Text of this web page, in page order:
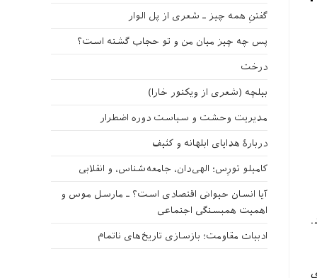
گفتنِ همه چیز ـ شعری از پل الوار
پس چه چیز میان من و تو حجاب گشته است؟
درخت
بیلچه (شعری از ویکتور خارا)
مدیریت وحشت و سیاست دوره اضطرار
دربارهٔ هدایای ابلهانه و کثیف
کامیلو تورِس؛ الهی‌دان، جامعه‌شناس، و انقلابی
آیا انسان حیوانی اقتصادی است؟ ـ مارسل موس و
اهمیت همبستگی اجتماعی
ادبیات مقاومت؛ بازسازی تاریخ‌های ناتمام